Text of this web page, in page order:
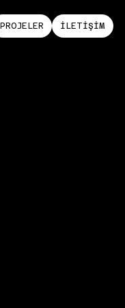
PROJELER İLETİŞİM